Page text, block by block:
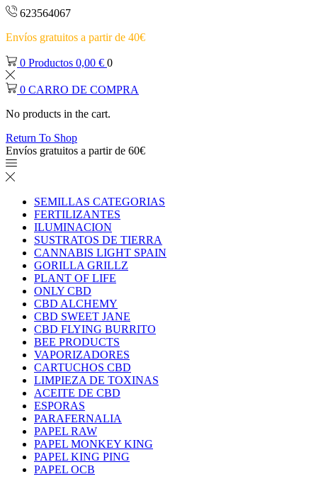
623564067
Envíos gratuitos a partir de 40€
0 Productos 0,00 € 0
0 CARRO DE COMPRA
No products in the cart.
Return To Shop
Envíos gratuitos a partir de 60€
SEMILLAS CATEGORIAS
FERTILIZANTES
ILUMINACION
SUSTRATOS DE TIERRA
CANNABIS LIGHT SPAIN
GORILLA GRILLZ
PLANT OF LIFE
ONLY CBD
CBD ALCHEMY
CBD SWEET JANE
CBD FLYING BURRITO
BEE PRODUCTS
VAPORIZADORES
CARTUCHOS CBD
LIMPIEZA DE TOXINAS
ACEITE DE CBD
ESPORAS
PARAFERNALIA
PAPEL RAW
PAPEL MONKEY KING
PAPEL KING PING
PAPEL OCB